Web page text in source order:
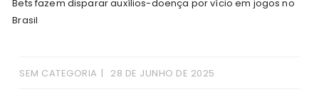
Bets fazem disparar auxílios-doença por vício em jogos no
Brasil
SEM CATEGORIA 28 DE JUNHO DE 2025